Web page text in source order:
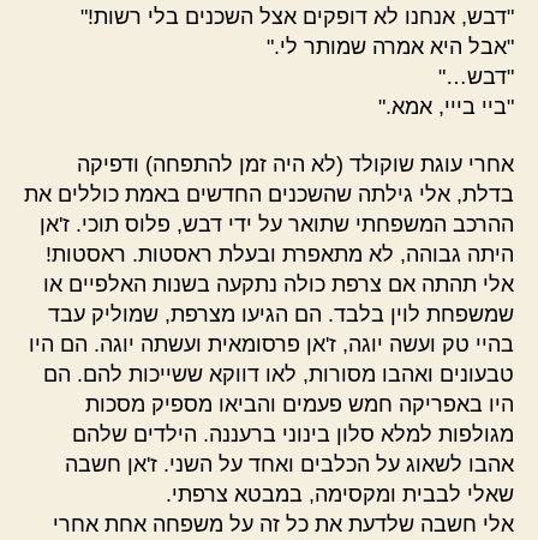
"דבש, אנחנו לא דופקים אצל השכנים בלי רשות!"
"אבל היא אמרה שמותר לי."
"דבש…"
"ביי בייי, אמא."
אחרי עוגת שוקולד (לא היה זמן להתפחה) ודפיקה
בדלת, אלי גילתה שהשכנים החדשים באמת כוללים את
ההרכב המשפחתי שתואר על ידי דבש, פלוס תוכי. ז'אן
היתה גבוהה, לא מתאפרת ובעלת ראסטות. ראסטות!
אלי תהתה אם צרפת כולה נתקעה בשנות האלפיים או
שמשפחת לוין בלבד. הם הגיעו מצרפת, שמוליק עבד
בהיי טק ועשה יוגה, ז'אן פרסומאית ועשתה יוגה. הם היו
טבעונים ואהבו מסורות, לאו דווקא ששייכות להם. הם
היו באפריקה חמש פעמים והביאו מספיק מסכות
מגולפות למלא סלון בינוני ברעננה. הילדים שלהם
אהבו לשאוג על הכלבים ואחד על השני. ז'אן חשבה
שאלי לבבית ומקסימה, במבטא צרפתי.
אלי חשבה שלדעת את כל זה על משפחה אחת אחרי